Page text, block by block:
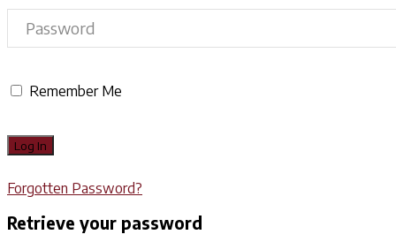
Remember Me
Forgotten Password?
Retrieve your password